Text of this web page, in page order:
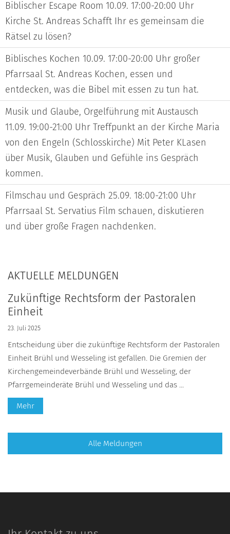
Biblischer Escape Room 10.09. 17:00-20:00 Uhr
Kirche St. Andreas Schafft Ihr es gemeinsam die
Rätsel zu lösen?
Biblisches Kochen 10.09. 17:00-20:00 Uhr großer
Pfarrsaal St. Andreas Kochen, essen und
entdecken, was die Bibel mit essen zu tun hat.
Musik und Glaube, Orgelführung mit Austausch
11.09. 19:00-21:00 Uhr Treffpunkt an der Kirche Maria
von den Engeln (Schlosskirche) Mit Peter KLasen
über Musik, Glauben und Gefühle ins Gespräch
kommen.
Filmschau und Gespräch 25.09. 18:00-21:00 Uhr
Pfarrsaal St. Servatius Film schauen, diskutieren
und über große Fragen nachdenken.
AKTUELLE MELDUNGEN
Zukünftige Rechtsform der Pastoralen
Einheit
23. Juli 2025
Entscheidung über die zukünftige Rechtsform der Pastoralen
Einheit Brühl und Wesseling ist gefallen. Die Gremien der
Kirchengemeindeverbände Brühl und Wesseling, der
Pfarrgemeinderäte Brühl und Wesseling und das ...
Mehr
Alle Meldungen